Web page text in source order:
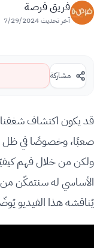
فريق فرصة
آخر تحديث7/29/2024
مشاركة
قد يكون اكتشاف شغفنا
صعبًا، وخصوصًا في ظل
ولكن من خلال فهم
الأساسي له سنتمكّن
يُناقشه هذا الفيديو